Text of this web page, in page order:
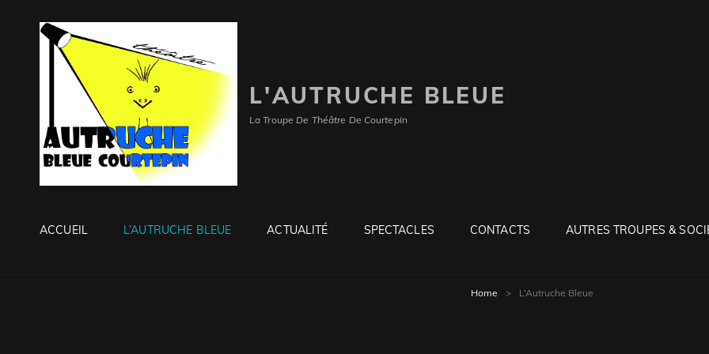
L'AUTRUCHE BLEUE
La Troupe De Théâtre De Courtepin
ACCUEIL L’AUTRUCHE BLEUE ACTUALITÉ SPECTACLES CONTACTS AUTRES TROUPES &
Home > L’Autruche Bleue